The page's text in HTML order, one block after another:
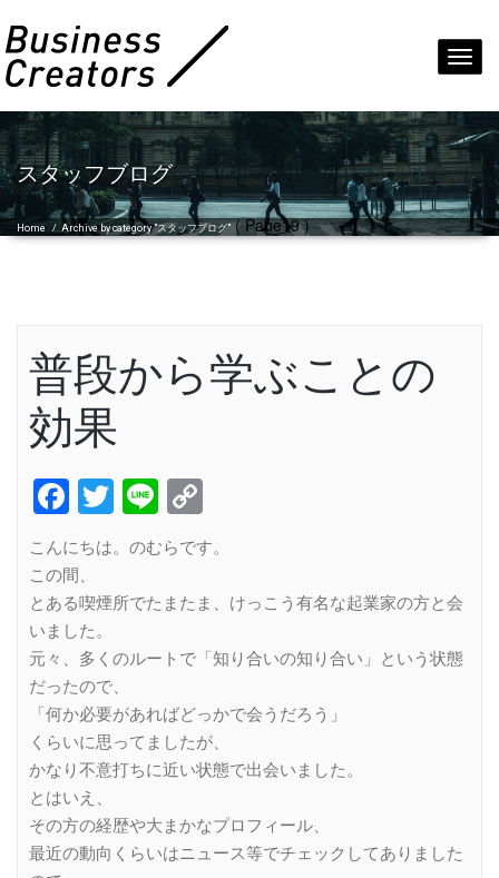
スタッフブログ
Home /Archive by category "スタッフブログ"( Page19 )
普段から学ぶことの
効果
Facebook
Twitter
Line
Link
こんにちは。のむらです。
この間、
とある喫煙所でたまたま、けっこう有名な起業家の方と会
いました。
元々、多くのルートで「知り合いの知り合い」という状態
だったので、
「何か必要があればどっかで会うだろう」
くらいに思ってましたが、
かなり不意打ちに近い状態で出会いました。
とはいえ、
その方の経歴や大まかなプロフィール、
最近の動向くらいはニュース等でチェックしてありました